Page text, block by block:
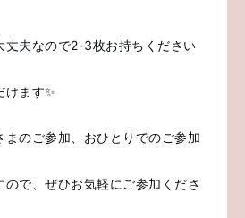
丈夫なので2-3枚お持ちください
けます✨
まのご参加、おひとりでのご参加
ので、ぜひお気軽にご参加くださ